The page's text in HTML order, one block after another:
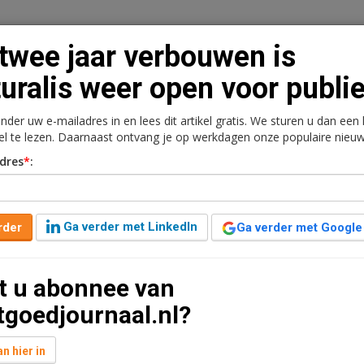
Vacaturebank Contact Abonnementen
is Naturalis weer open
7 jaar geleden aangepast
twee jaar is Naturalis vanaf zaterdag 31 augustus
huisvest behalve het museum, met meer dan 42
jaar verbouwen is
weer open voor
uw e-mailadres in en lees dit artikel gratis. We sturen u dan een
te lezen. Daarnaast ontvang je op werkdagen onze populaire
*:
Ga verder met LinkedIn Ga verder met Google
u abonnee van
hier in